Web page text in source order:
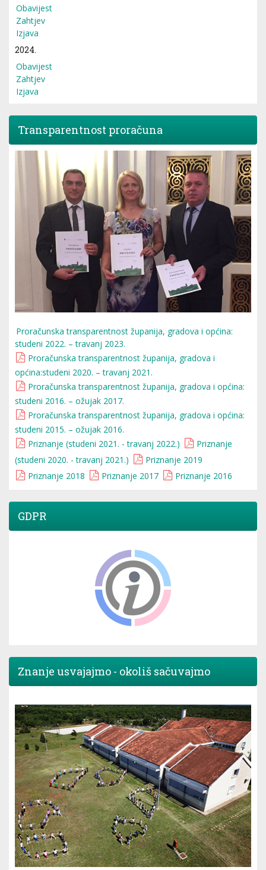
Obavijest
Zahtjev
Izjava
2024.
Obavijest
Zahtjev
Izjava
Transparentnost proračuna
Proračunska transparentnost županija, gradova i općina:
studeni 2022. – travanj 2023.
Proračunska transparentnost županija, gradova i
općina:studeni 2020. – travanj 2021.
Proračunska transparentnost županija, gradova i općina:
studeni 2016. – ožujak 2017.
Proračunska transparentnost županija, gradova i općina:
studeni 2015. – ožujak 2016.
Priznanje (studeni 2021. - travanj 2022.)
Priznanje
(studeni 2020. - travanj 2021.)
Priznanje 2019
Priznanje 2018
Priznanje 2017 Priznanje 2016
GDPR
Znanje usvajajmo - okoliš sačuvajmo